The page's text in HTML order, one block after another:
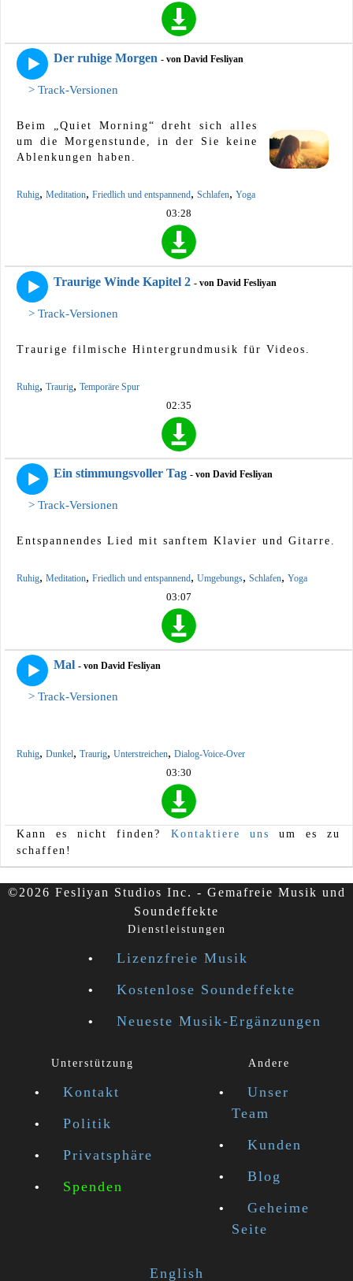
Der ruhige Morgen - von David Fesliyan
> Track-Versionen
Beim „Quiet Morning“ dreht sich alles
um die Morgenstunde, in der Sie keine
Ablenkungen haben.
Ruhig, Meditation, Friedlich und entspannend, Schlafen, Yoga
03:28
Traurige Winde Kapitel 2 - von David Fesliyan
> Track-Versionen
Traurige filmische Hintergrundmusik für Videos.
Ruhig, Traurig, Temporäre Spur
02:35
Ein stimmungsvoller Tag - von David Fesliyan
> Track-Versionen
Entspannendes Lied mit sanftem Klavier und Gitarre.
Ruhig, Meditation, Friedlich und entspannend, Umgebungs, Schlafen, Yoga
03:07
Mal - von David Fesliyan
> Track-Versionen
Ruhig, Dunkel, Traurig, Unterstreichen, Dialog-Voice-Over
03:30
Kann es nicht finden? Kontaktiere uns
um es zu
schaffen!
©2026 Fesliyan Studios Inc. - Gemafreie Musik und
Soundeffekte
Dienstleistungen
Lizenzfreie Musik
Kostenlose Soundeffekte
Neueste Musik-Ergänzungen
Unterstützung
Kontakt
Politik
Privatsphäre
Spenden
Andere
Unser
Team
Kunden
Blog
Geheime
Seite
English